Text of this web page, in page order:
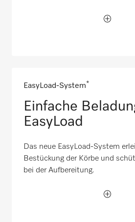
EasyLoad-System*
Einfache
EasyLoad
Das neue EasyLoad-System
Bestückung der Körbe und
bei der Aufbereitung.